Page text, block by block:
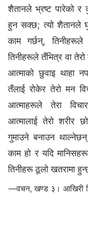
शैतानले भ्रष्ट पारेको र
हुन सक्छ; त्यो शैतानले
काम गर्छन्,
तिनीहरूले तँभित्र वा
आत्माको छुवाइ थाहा
तँलाई रोकेर तेरो मन
आत्माहरूले तेरा
आत्मालाई तेरो शरीर
गुमाउने बनाउन
काम हो र यदि
तिनीहरू ठूलो खतरामा
—वचन, खण्ड ३। आखिरी